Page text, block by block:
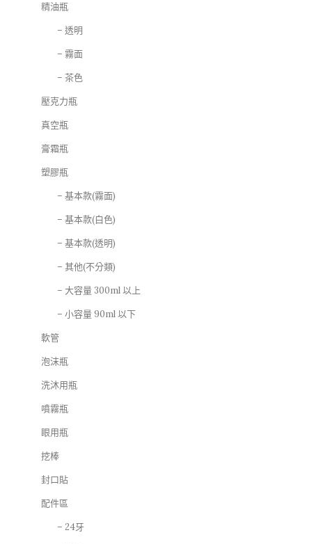
精油瓶
– 透明
– 霧面
– 茶色
壓克力瓶
真空瓶
膏霜瓶
塑膠瓶
– 基本款(霧面)
– 基本款(白色)
– 基本款(透明)
– 其他(不分類)
– 大容量 300ml 以上
– 小容量 90ml 以下
軟管
泡沫瓶
洗沐用瓶
噴霧瓶
眼用瓶
挖棒
封口貼
配件區
– 24牙